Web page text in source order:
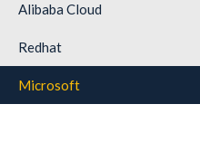
Alibaba Cloud
Redhat
Microsoft